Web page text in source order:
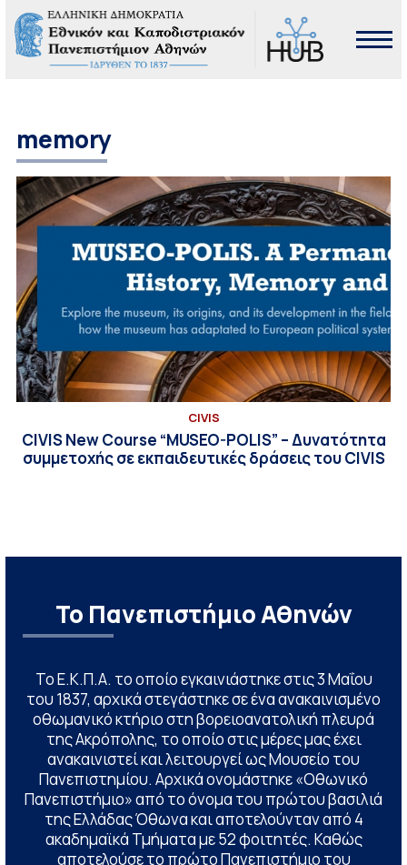
memory
CIVIS
CIVIS New Course “MUSEO-POLIS” – Δυνατότητα
συμμετοχής σε εκπαιδευτικές δράσεις του CIVIS
Το Πανεπιστήμιο Αθηνών
Το Ε.Κ.Π.Α. το οποίο εγκαινιάστηκε στις 3 Μαΐου
του 1837, αρχικά στεγάστηκε σε ένα ανακαινισμένο
οθωμανικό κτήριο στη βορειοανατολική πλευρά
της Ακρόπολης, το οποίο στις μέρες μας έχει
ανακαινιστεί και λειτουργεί ως Μουσείο του
Πανεπιστημίου. Αρχικά ονομάστηκε «Οθωνικό
Πανεπιστήμιο» από το όνομα του πρώτου βασιλιά
της Ελλάδας Όθωνα και αποτελούνταν από 4
ακαδημαϊκά Τμήματα με 52 φοιτητές. Καθώς
αποτελούσε το πρώτο Πανεπιστήμιο του